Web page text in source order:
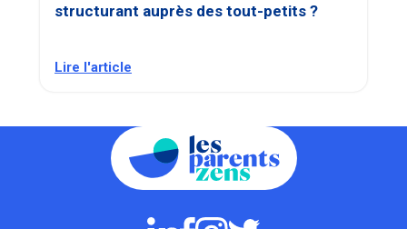
structurant auprès des tout-petits ?
Lire l'article